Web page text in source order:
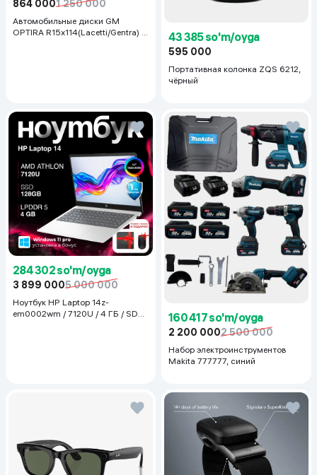
864 0001 250 000
Автомобильные диски GM
OPTIRA R15x114(Lacetti/Gentra) 1
43 385 so'm/oyga
595 000
Портативная колонка ZQS 6212,
чёрный
284 302 so'm/oyga
3 899 0005 000 000
Ноутбук HP Laptop 14z-
em0002wm / 7120U / 4 ГБ / SDD
160 417 so'm/oyga
2 200 0002 500 000
Набор электроинструментов
Makita 777777, синий